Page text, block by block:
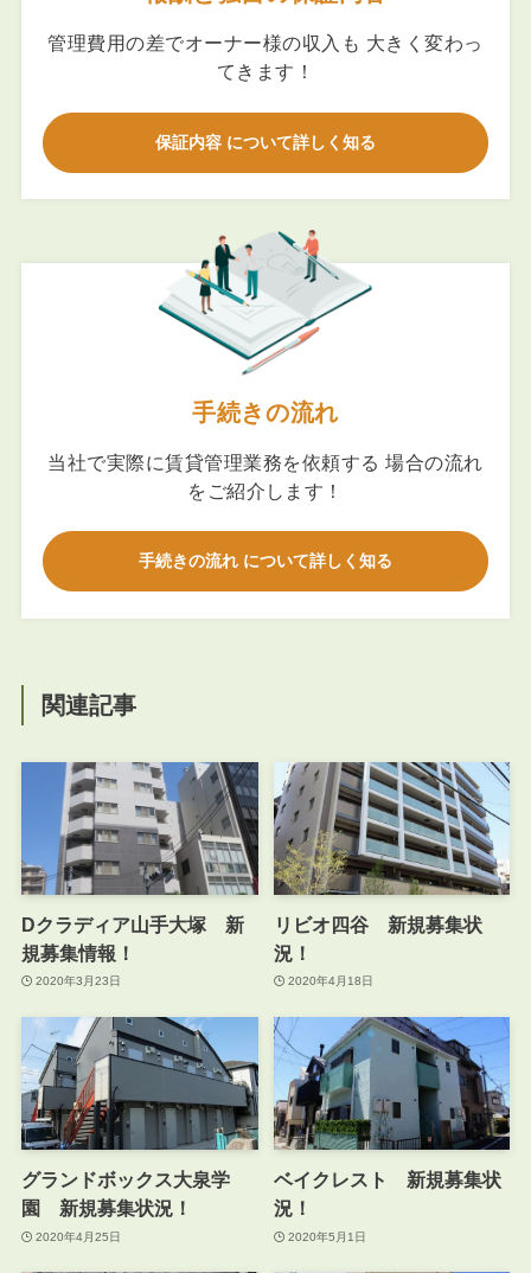
管理費用の差でオーナー様の収入も 大きく変わっ
てきます！
保証内容 について詳しく知る
手続きの流れ
当社で実際に賃貸管理業務を依頼する 場合の流れ
をご紹介します！
手続きの流れ について詳しく知る
関連記事
Dクラディア山手大塚 新
規募集情報！
2020年3月23日
リビオ四谷 新規募集状
況！
2020年4月18日
グランドボックス大泉学
園 新規募集状況！
2020年4月25日
ベイクレスト 新規募集状
況！
2020年5月1日